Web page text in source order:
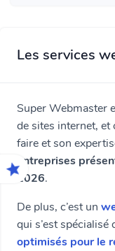
Les services
Super Webmaster
de sites internet,
faire et son
entreprises
2026.
De plus, c’est un
qui s’est spécialisé
optimisés pour le